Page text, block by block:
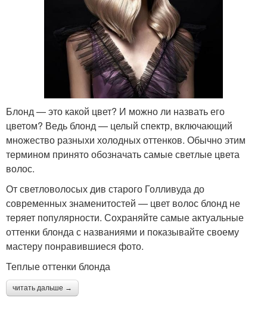
Блонд — это какой цвет? И можно ли назвать его
цветом? Ведь блонд — целый спектр, включающий
множество разныхи холодных оттенков. Обычно этим
термином принято обозначать самые светлые цвета
волос.
От светловолосых див старого Голливуда до
современных знаменитостей — цвет волос блонд не
теряет популярности. Сохраняйте самые актуальные
оттенки блонда с названиями и показывайте своему
мастеру понравившиеся фото.
Теплые оттенки блонда
читать дальше →